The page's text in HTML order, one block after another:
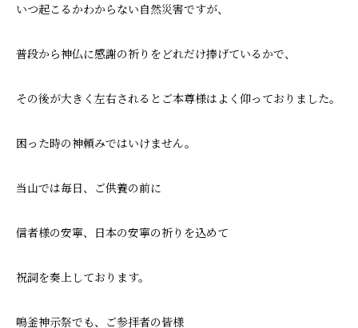
いつ起こるかわからない自然災害ですが、
普段から神仏に感謝の祈りをどれだけ捧げているかで、
その後が大きく左右されるとご本尊様はよく仰っておりました。
困った時の神頼みではいけません。
当山では毎日、ご供養の前に
信者様の安寧、日本の安寧の祈りを込めて
祝詞を奏上しております。
鳴釜神示祭でも、ご参拝者の皆様